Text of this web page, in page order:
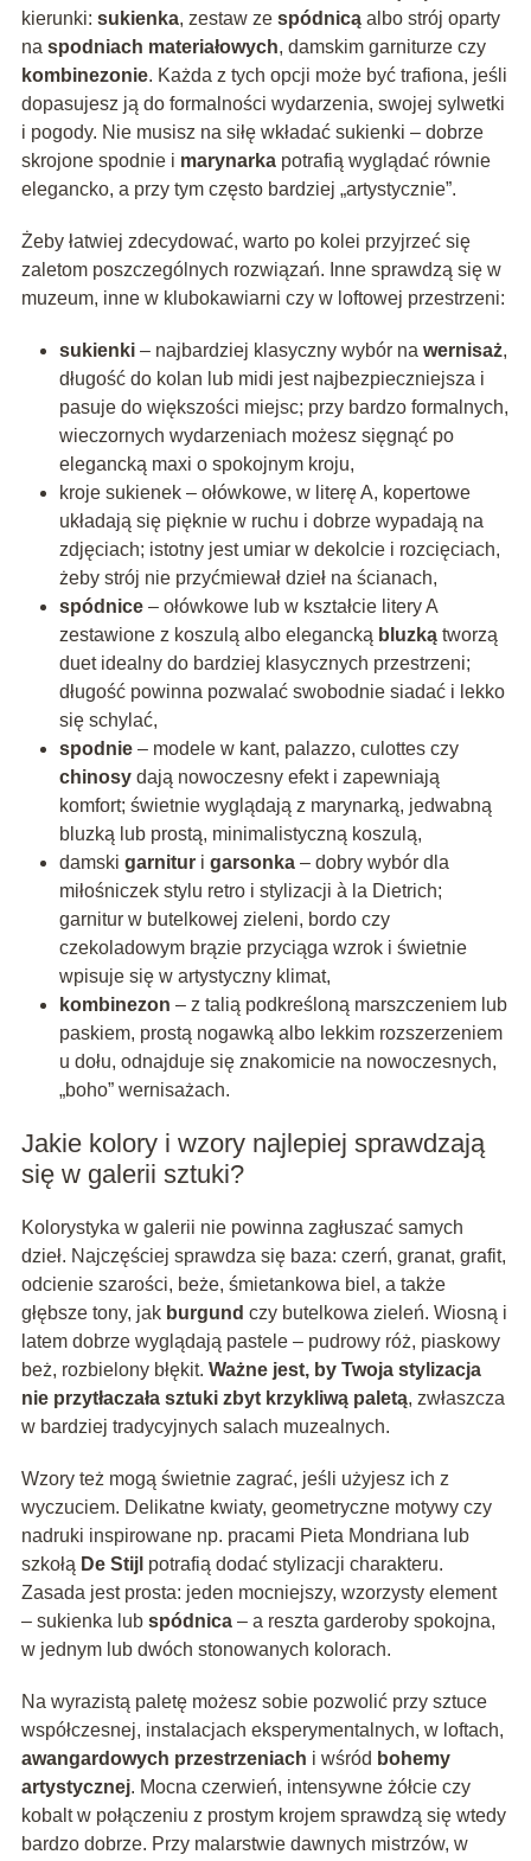
kierunki: sukienka, zestaw ze spódnicąalbo strój oparty
na spodniach materiałowych, damskim garniturze czy
kombinezonie. Każda z tych opcji może być trafiona, jeśli
dopasujesz ją do formalności wydarzenia, swojej sylwetki
i pogody. Nie musisz na siłę wkładać sukienki – dobrze
skrojone spodnie i marynarkapotrafią wyglądać równie
elegancko, a przy tym często bardziej „artystycznie”.
Żeby łatwiej zdecydować, warto po kolei przyjrzeć się
zaletom poszczególnych rozwiązań. Inne sprawdzą się w
muzeum, inne w klubokawiarni czy w loftowej przestrzeni:
sukienki– najbardziej klasyczny wybór na wernisaż,
długość do kolan lub midi jest najbezpieczniejsza i
pasuje do większości miejsc; przy bardzo formalnych,
wieczornych wydarzeniach możesz sięgnąć po
elegancką maxi o spokojnym kroju,
kroje sukienek – ołówkowe, w literę A, kopertowe
układają się pięknie w ruchu i dobrze wypadają na
zdjęciach; istotny jest umiar w dekolcie i rozcięciach,
żeby strój nie przyćmiewał dzieł na ścianach,
spódnice– ołówkowe lub w kształcie litery A
zestawione z koszulą albo elegancką bluzkątworzą
duet idealny do bardziej klasycznych przestrzeni;
długość powinna pozwalać swobodnie siadać i lekko
się schylać,
spodnie– modele w kant, palazzo, culottes czy
chinosydają nowoczesny efekt i zapewniają
komfort; świetnie wyglądają z marynarką, jedwabną
bluzką lub prostą, minimalistyczną koszulą,
damski garnituri garsonka– dobry wybór dla
miłośniczek stylu retro i stylizacji à la Dietrich;
garnitur w butelkowej zieleni, bordo czy
czekoladowym brązie przyciąga wzrok i świetnie
wpisuje się w artystyczny klimat,
kombinezon – z talią podkreśloną marszczeniem lub
paskiem, prostą nogawką albo lekkim rozszerzeniem
u dołu, odnajduje się znakomicie na nowoczesnych,
„boho” wernisażach.
Jakie kolory i wzory najlepiej sprawdzają
się w galerii sztuki?
Kolorystyka w galerii nie powinna zagłuszać samych
dzieł. Najczęściej sprawdza się baza: czerń, granat, grafit,
odcienie szarości, beże, śmietankowa biel, a także
głębsze tony, jak burgund czy butelkowa zieleń. Wiosną i
latem dobrze wyglądają pastele – pudrowy róż, piaskowy
beż, rozbielony błękit. Ważne jest, by Twoja stylizacja
nie przytłaczała sztuki zbyt krzykliwą paletą, zwłaszcza
w bardziej tradycyjnych salach muzealnych.
Wzory też mogą świetnie zagrać, jeśli użyjesz ich z
wyczuciem. Delikatne kwiaty, geometryczne motywy czy
nadruki inspirowane np. pracami Pieta Mondriana lub
szkołą De Stijl potrafią dodać stylizacji charakteru.
Zasada jest prosta: jeden mocniejszy, wzorzysty element
– sukienka lub spódnica– a reszta garderoby spokojna,
w jednym lub dwóch stonowanych kolorach.
Na wyrazistą paletę możesz sobie pozwolić przy sztuce
współczesnej, instalacjach eksperymentalnych, w loftach,
awangardowych przestrzeniach i wśród bohemy
artystycznej. Mocna czerwień, intensywne żółcie czy
kobalt w połączeniu z prostym krojem sprawdzą się wtedy
bardzo dobrze. Przy malarstwie dawnych mistrzów, w